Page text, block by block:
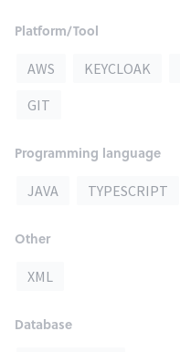
Platform/Tool
AWS KEYCLOAK
GIT
Programming language
JAVA TYPESCRIPT
Other
XML
Database